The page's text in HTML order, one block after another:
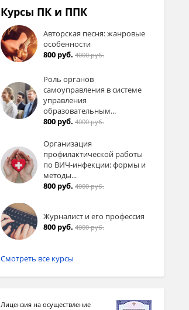
Курсы ПК и ППК
Авторская песня: жанровые
особенности
800 руб. 4000 руб.
Роль органов
самоуправления в системе
управления
образовательным...
800 руб. 4000 руб.
Организация
профилактической работы
по ВИЧ-инфекции: формы и
методы...
800 руб. 4000 руб.
Журналист и его профессия
800 руб. 4000 руб.
Смотреть все курсы
Лицензия на осуществление